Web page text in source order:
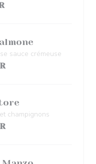
sauce crémeuse
champignons